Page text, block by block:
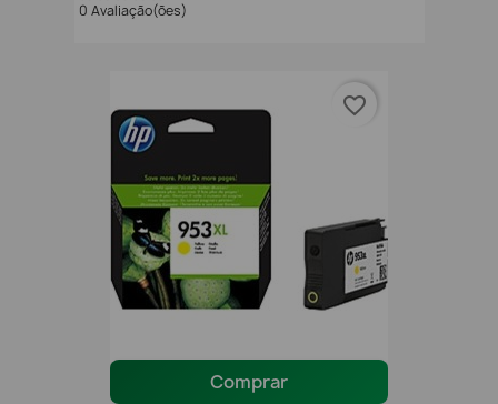
0 Avaliação(ões)
Comprar
favorite_border